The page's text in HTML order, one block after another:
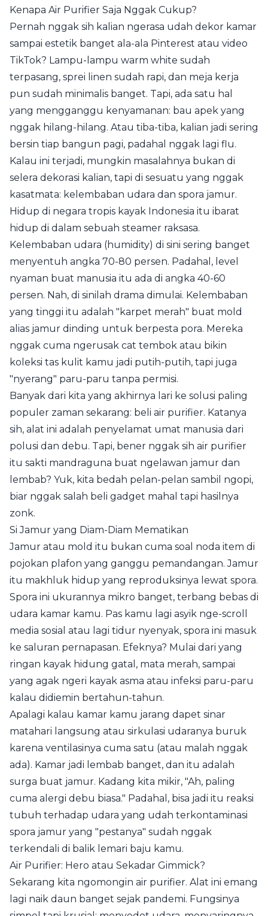
Kenapa Air Purifier Saja Nggak Cukup?
Pernah nggak sih kalian ngerasa udah dekor kamar
sampai estetik banget ala-ala Pinterest atau video
TikTok? Lampu-lampu warm white sudah
terpasang, sprei linen sudah rapi, dan meja kerja
pun sudah minimalis banget. Tapi, ada satu hal
yang mengganggu kenyamanan: bau apek yang
nggak hilang-hilang. Atau tiba-tiba, kalian jadi sering
bersin tiap bangun pagi, padahal nggak lagi flu.
Kalau ini terjadi, mungkin masalahnya bukan di
selera dekorasi kalian, tapi di sesuatu yang nggak
kasatmata: kelembaban udara dan spora jamur.
Hidup di negara tropis kayak Indonesia itu ibarat
hidup di dalam sebuah steamer raksasa.
Kelembaban udara (humidity) di sini sering banget
menyentuh angka 70-80 persen. Padahal, level
nyaman buat manusia itu ada di angka 40-60
persen. Nah, di sinilah drama dimulai. Kelembaban
yang tinggi itu adalah "karpet merah" buat mold
alias jamur dinding untuk berpesta pora. Mereka
nggak cuma ngerusak cat tembok atau bikin
koleksi tas kulit kamu jadi putih-putih, tapi juga
"nyerang" paru-paru tanpa permisi.
Banyak dari kita yang akhirnya lari ke solusi paling
populer zaman sekarang: beli air purifier. Katanya
sih, alat ini adalah penyelamat umat manusia dari
polusi dan debu. Tapi, bener nggak sih air purifier
itu sakti mandraguna buat ngelawan jamur dan
lembab? Yuk, kita bedah pelan-pelan sambil ngopi,
biar nggak salah beli gadget mahal tapi hasilnya
zonk.
Si Jamur yang Diam-Diam Mematikan
Jamur atau mold itu bukan cuma soal noda item di
pojokan plafon yang ganggu pemandangan. Jamur
itu makhluk hidup yang reproduksinya lewat spora.
Spora ini ukurannya mikro banget, terbang bebas di
udara kamar kamu. Pas kamu lagi asyik nge-scroll
media sosial atau lagi tidur nyenyak, spora ini masuk
ke saluran pernapasan. Efeknya? Mulai dari yang
ringan kayak hidung gatal, mata merah, sampai
yang agak ngeri kayak asma atau infeksi paru-paru
kalau didiemin bertahun-tahun.
Apalagi kalau kamar kamu jarang dapet sinar
matahari langsung atau sirkulasi udaranya buruk
karena ventilasinya cuma satu (atau malah nggak
ada). Kamar jadi lembab banget, dan itu adalah
surga buat jamur. Kadang kita mikir, "Ah, paling
cuma alergi debu biasa." Padahal, bisa jadi itu reaksi
tubuh terhadap udara yang udah terkontaminasi
spora jamur yang "pestanya" sudah nggak
terkendali di balik lemari baju kamu.
Air Purifier: Hero atau Sekadar Gimmick?
Sekarang kita ngomongin air purifier. Alat ini emang
lagi naik daun banget sejak pandemi. Fungsinya